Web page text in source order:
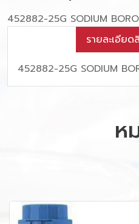
452882-25G SODIUM
รายละเอียด
452882-25G SODIUM
ห